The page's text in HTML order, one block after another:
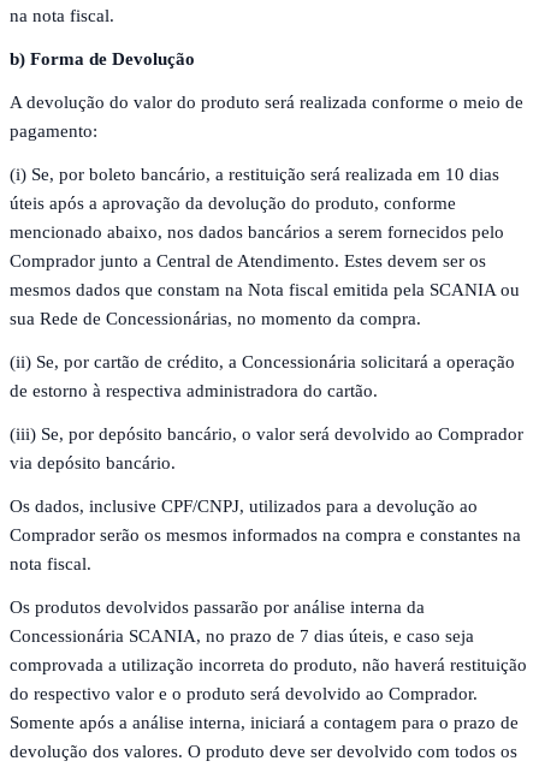
na nota fiscal.
b) Forma de Devolução
A devolução do valor do produto será realizada conforme o meio de
pagamento:
(i) Se, por boleto bancário, a restituição será realizada em 10 dias
úteis após a aprovação da devolução do produto, conforme
mencionado abaixo, nos dados bancários a serem fornecidos pelo
Comprador junto a Central de Atendimento. Estes devem ser os
mesmos dados que constam na Nota fiscal emitida pela SCANIA ou
sua Rede de Concessionárias, no momento da compra.
(ii) Se, por cartão de crédito, a Concessionária solicitará a operação
de estorno à respectiva administradora do cartão.
(iii) Se, por depósito bancário, o valor será devolvido ao Comprador
via depósito bancário.
Os dados, inclusive CPF/CNPJ, utilizados para a devolução ao
Comprador serão os mesmos informados na compra e constantes na
nota fiscal.
Os produtos devolvidos passarão por análise interna da
Concessionária SCANIA, no prazo de 7 dias úteis, e caso seja
comprovada a utilização incorreta do produto, não haverá restituição
do respectivo valor e o produto será devolvido ao Comprador.
Somente após a análise interna, iniciará a contagem para o prazo de
devolução dos valores. O produto deve ser devolvido com todos os